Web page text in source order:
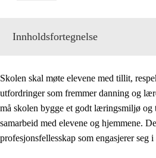
Innholdsfortegnelse
Skolen skal møte elevene med tillit,
utfordringer som fremmer danning og
må skolen bygge et godt læringsmiljø og
samarbeid med elevene og hjemmene.
profesjonsfellesskap som engasjerer seg